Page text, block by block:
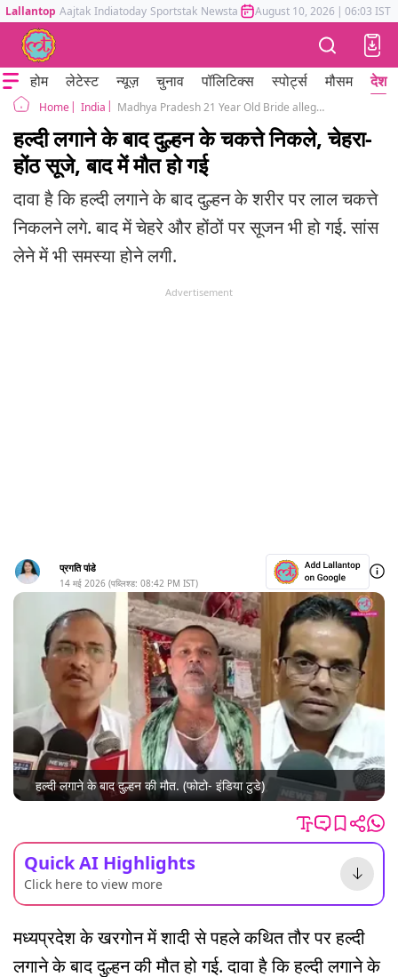
Lallantop Aajtak Indiatoday Sportstak Newstak Mumbai Tak Astrotak
August 10, 2026 | 06:03 IST
होम लेटेस्ट न्यूज़ चुनाव पॉलिटिक्स स्पोर्ट्स मौसम देश
Home India Madhya Pradesh 21 Year Old Bride allegedly Died After Haldi Reaction Khargone
हल्दी लगाने के बाद दुल्हन के चकत्ते निकले, चेहरा-
होंठ सूजे, बाद में मौत हो गई
दावा है कि हल्दी लगाने के बाद दुल्हन के शरीर पर लाल चकत्ते
निकलने लगे. बाद में चेहरे और होंठों पर सूजन भी हो गई. सांस
लेने में भी समस्या होने लगी.
Advertisement
प्रगति पांडे
14 मई 2026 (पब्लिश्ड: 08:42 PM IST)
हल्दी लगाने के बाद दुल्हन की मौत. (फोटो- इंडिया टुडे)
Quick AI Highlights
Click here to view more
मध्यप्रदेश के खरगोन में शादी से पहले कथित तौर पर हल्दी
लगाने के बाद दुल्हन की मौत हो गई. दावा है कि हल्दी लगाने के